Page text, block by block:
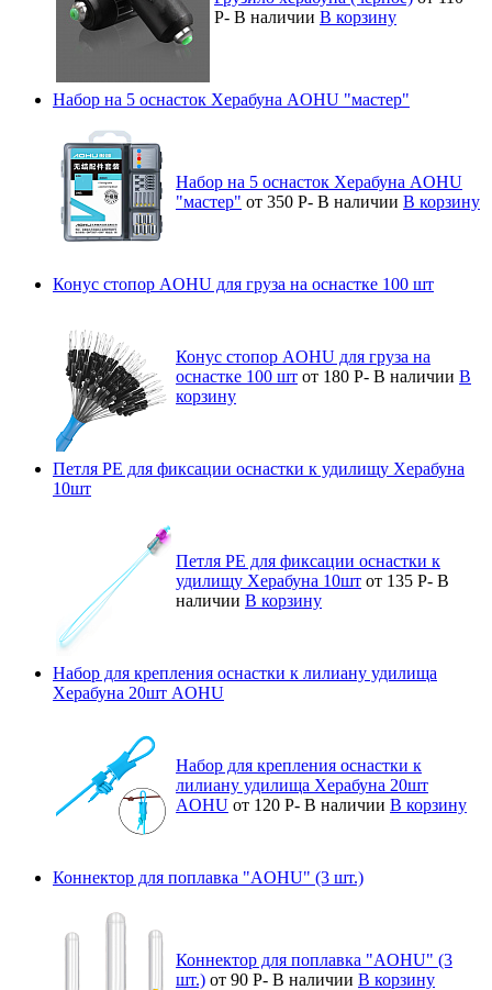
Р- В наличии В корзину
Набор на 5 оснасток Херабуна AOHU "мастер"
Набор на 5 оснасток Херабуна AOHU
"мастер" от 350 Р- В наличии В корзину
Конус стопор AOHU для груза на оснастке 100 шт
Конус стопор AOHU для груза на
оснастке 100 шт от 180 Р- В наличии В
корзину
Петля PE для фиксации оснастки к удилищу Херабуна
10шт
Петля PE для фиксации оснастки к
удилищу Херабуна 10шт от 135 Р- В
наличии В корзину
Набор для крепления оснастки к лилиану удилища
Херабуна 20шт AOHU
Набор для крепления оснастки к
лилиану удилища Херабуна 20шт
AOHU от 120 Р- В наличии В корзину
Коннектор для поплавка "AOHU" (3 шт.)
Коннектор для поплавка "AOHU" (3
шт.) от 90 Р- В наличии В корзину